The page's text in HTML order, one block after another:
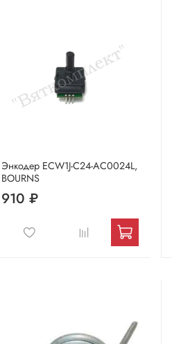
Энкодер ECW1J-C24-AC0024L,
BOURNS
910 ₽